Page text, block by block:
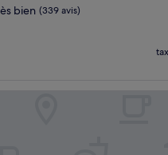
bien (339 avis)